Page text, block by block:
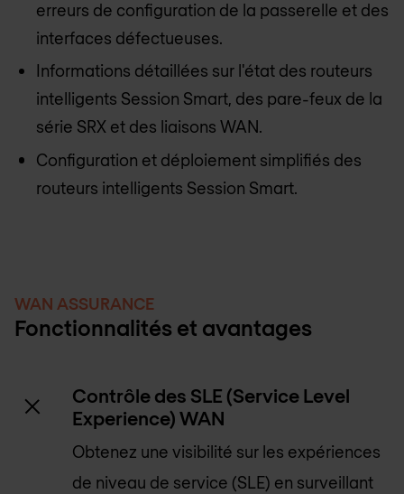
erreurs de configuration de la passerelle et des
interfaces défectueuses.
Informations détaillées sur l'état des routeurs
intelligents Session Smart, des pare-feux de la
série SRX et des liaisons WAN.
Configuration et déploiement simplifiés des
routeurs intelligents Session Smart.
WAN ASSURANCE
Fonctionnalités et avantages
Contrôle des SLE (Service Level
Experience) WAN
Obtenez une visibilité sur les expériences
de niveau de service (SLE) en surveillant